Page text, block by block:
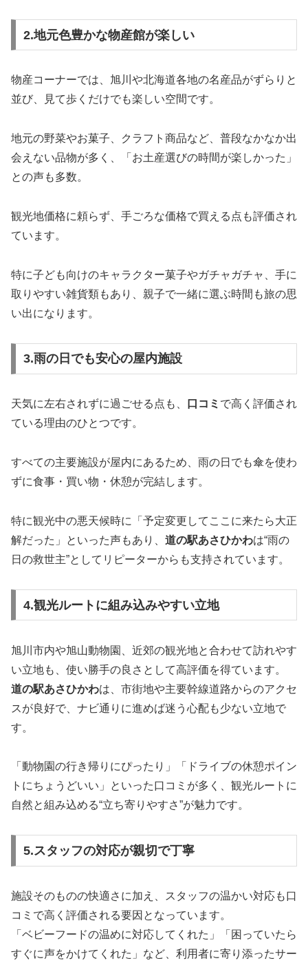
2.地元色豊かな物産館が楽しい
物産コーナーでは、旭川や北海道各地の名産品がずらりと
並び、見て歩くだけでも楽しい空間です。
地元の野菜やお菓子、クラフト商品など、普段なかなか出
会えない品物が多く、「お土産選びの時間が楽しかった」
との声も多数。
観光地価格に頼らず、手ごろな価格で買える点も評価され
ています。
特に子ども向けのキャラクター菓子やガチャガチャ、手に
取りやすい雑貨類もあり、親子で一緒に選ぶ時間も旅の思
い出になります。
3.雨の日でも安心の屋内施設
天気に左右されずに過ごせる点も、 口コミ で高く評価され
ている理由のひとつです。
すべての主要施設が屋内にあるため、雨の日でも傘を使わ
ずに食事・買い物・休憩が完結します。
特に観光中の悪天候時に「予定変更してここに来たら大正
解だった」といった声もあり、 道の駅あさひかわは“雨の
日の救世主”としてリピーターからも支持されています。
4.観光ルートに組み込みやすい立地
旭川市内や旭山動物園、近郊の観光地と合わせて訪れやす
い立地も、使い勝手の良さとして高評価を得ています。
道の駅あさひかわは、市街地や主要幹線道路からのアクセ
スが良好で、ナビ通りに進めば迷う心配も少ない立地で
す。
「動物園の行き帰りにぴったり」「ドライブの休憩ポイン
トにちょうどいい」といった口コミが多く、観光ルートに
自然と組み込める“立ち寄りやすさ”が魅力です。
5.スタッフの対応が親切で丁寧
施設そのものの快適さに加え、スタッフの温かい対応も口
コミで高く評価される要因となっています。
「ベビーフードの温めに対応してくれた」「困っていたら
すぐに声をかけてくれた」など、利用者に寄り添ったサー